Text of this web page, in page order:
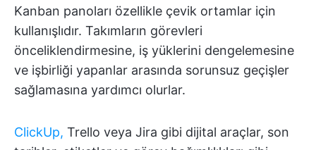
Kanban panoları özellikle çevik ortamlar için
kullanışlıdır. Takımların görevleri
önceliklendirmesine, iş yüklerini dengelemesine
ve işbirliği yapanlar arasında sorunsuz geçişler
sağlamasına yardımcı olurlar.
ClickUp, Trello veya Jira gibi dijital araçlar, son